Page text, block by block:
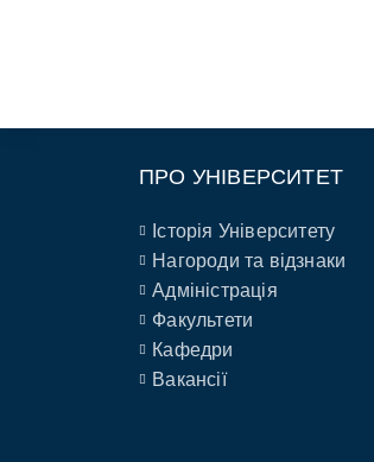
ПРО УНІВЕРСИТЕТ
Історія Університету
Нагороди та відзнаки
Адміністрація
Факультети
Кафедри
Вакансії